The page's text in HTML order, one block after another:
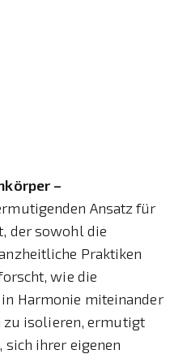
–
Ansatz für
der sowohl die
Praktiken
wie die
Harmonie miteinander
zu isolieren, ermutigt
ihrer eigenen